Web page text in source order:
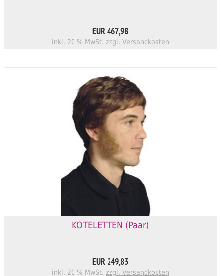
EUR 467,98
inkl. 20 % MwSt. zzgl. Versandkosten
KOTELETTEN (Paar)
EUR 249,83
inkl. 20 % MwSt. zzgl. Versandkosten